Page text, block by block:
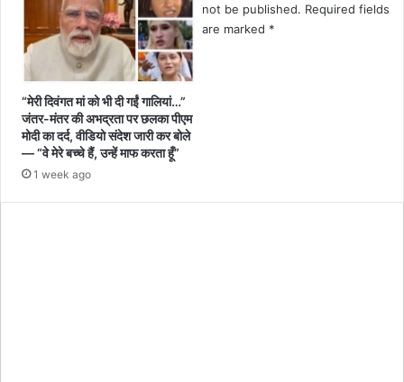
ख
“मेरी दिवंगत मां को भी दी गईं गालियां…”
जंतर-मंतर की अभद्रता पर छलका पीएम
मोदी का दर्द, वीडियो संदेश जारी कर बोले
— “वे मेरे बच्चे हैं, उन्हें माफ करता हूँ”
1 week ago
not be published. Required fields
are marked *